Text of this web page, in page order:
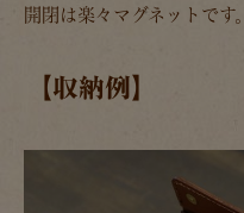
開閉は楽々マグネットです。
【収納例】